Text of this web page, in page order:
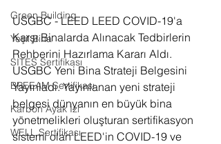
Green Building
Yeşil Bina
SITES Sertifikası
BREEAM Sertifikası
Karbon Ayak İzi
WELL Sertifikası
USGBC - LEED LEED COVID-19'a
Karşı Binalarda Alınacak Tedbirlerin
Rehberini Hazırlama Kararı Aldı.
USGBC Yeni Bina Strateji Belgesini
Yayınladı. Yayınlanan yeni strateji
belgesi dünyanın en büyük bina
yönetmelikleri oluşturan sertifikasyon
sistemi olan LEED'in COVID-19 ve